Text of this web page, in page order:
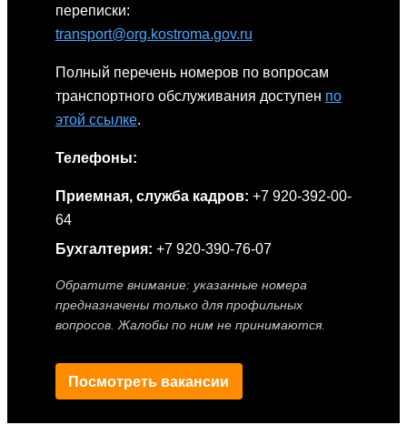
переписки:
transport@org.kostroma.gov.ru
Полный перечень номеров по вопросам
транспортного обслуживания доступен по
этой ссылке.
Телефоны:
Приемная, служба кадров: +7 920-392-00-
64
Бухгалтерия: +7 920-390-76-07
Обратите внимание: указанные номера
предназначены только для профильных
вопросов. Жалобы по ним не принимаются.
Посмотреть вакансии